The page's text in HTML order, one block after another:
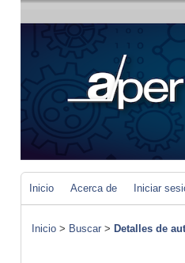
Inicio Acerca de Iniciar
Inicio > Buscar > Detalles de